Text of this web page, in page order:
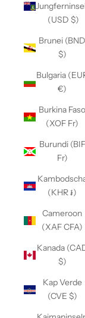
(USD $)
Brunei (BND
$)
Bulgaria
€)
Burkina Faso
(XOF Fr)
Burundi (BIF
Fr)
(KHR ៛)
Cameroon
(XAF CFA)
Kanada
$)
Kap Verde
(CVE $)